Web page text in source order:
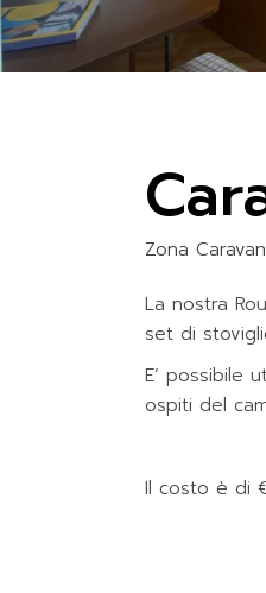
Zona
La nostra
set di
E’ possibile
ospiti del
Il costo è di